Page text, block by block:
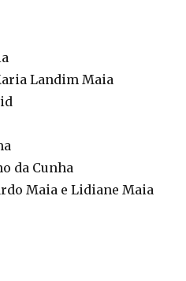
Landim Maia
da Cunha
Maia e Lidiane Maia